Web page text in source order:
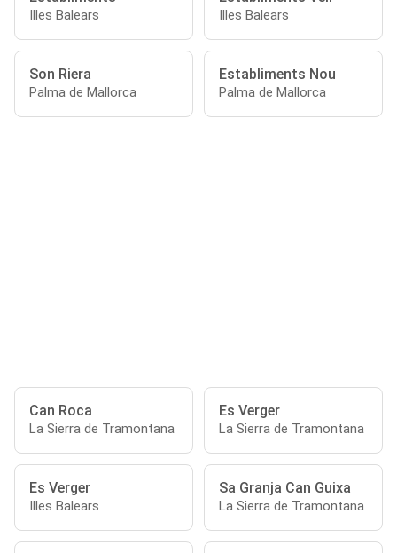
Illes Balears Illes Balears
Son Riera
Palma de Mallorca
Establiments Nou
Palma de Mallorca
Can Roca
La Sierra de Tramontana
Es Verger
La Sierra de Tramontana
Es Verger
Illes Balears
Sa Granja Can Guixa
La Sierra de Tramontana